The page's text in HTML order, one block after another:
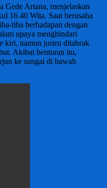
Artana, menjelaskan
16.40 Wita. Saat berusaha
tiba berhadapan dengan
upaya menghindari
kiri, namun justru ditabrak
Akibat benturan itu,
ke sungai di bawah